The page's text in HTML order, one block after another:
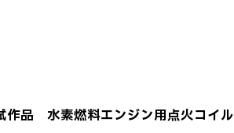
品 水素燃料エンジン用点火コイル